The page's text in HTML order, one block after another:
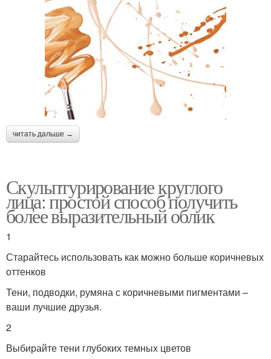
читать дальше →
Скульптурирование круглого
лица: простой способ получить
более выразительный облик
1
Старайтесь использовать как можно больше коричневых
оттенков
Тени, подводки, румяна с коричневыми пигментами –
ваши лучшие друзья.
2
Выбирайте тени глубоких темных цветов